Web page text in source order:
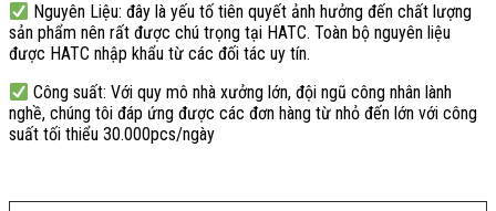
Nguyên Liệu: đây là yếu tố tiên quyết ảnh hưởng đến chất lượng
sản phẩm nên rất được chú trọng tại HATC. Toàn bộ nguyên liệu
được HATC nhập khẩu từ các đối tác uy tín.
Công suất: Với quy mô nhà xưởng lớn, đội ngũ công nhân lành
nghề, chúng tôi đáp ứng được các đơn hàng từ nhỏ đến lớn với công
suất tối thiểu 30.000pcs/ngày